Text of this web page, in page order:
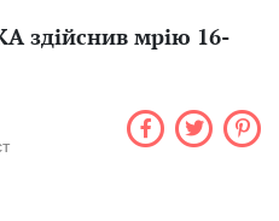
здійснив мрію 16-